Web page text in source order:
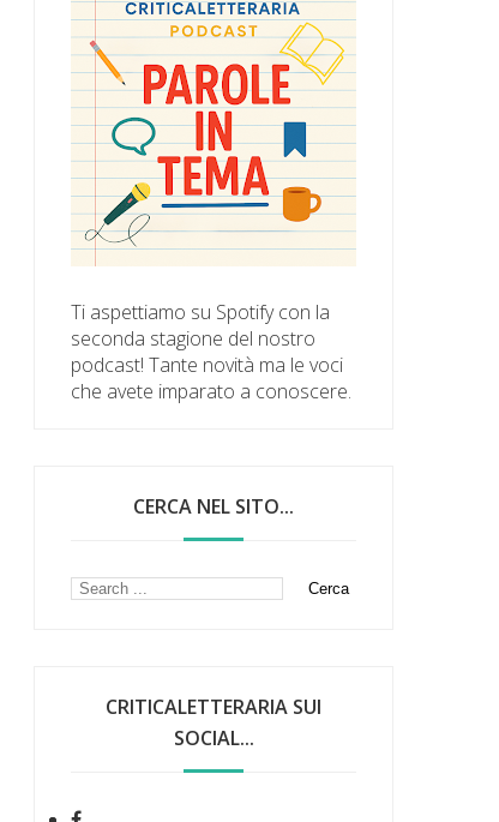
Ti aspettiamo su Spotify con la
seconda stagione del nostro
podcast! Tante novità ma le voci
che avete imparato a conoscere.
CERCA NEL SITO...
CRITICALETTERARIA SUI
SOCIAL...